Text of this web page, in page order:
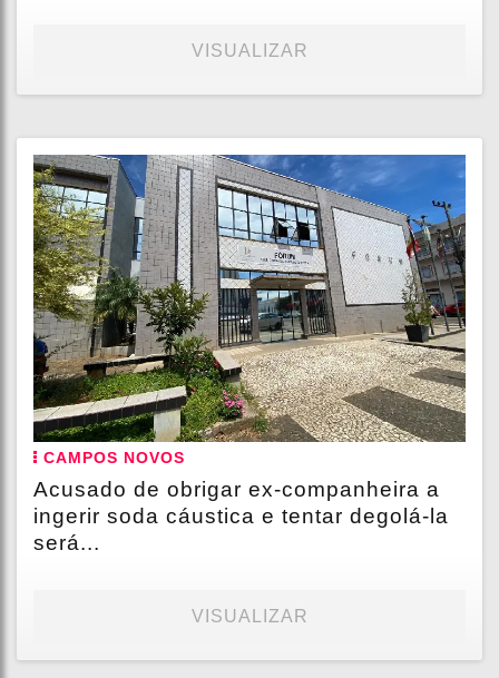
VISUALIZAR
CAMPOS NOVOS
Acusado de obrigar ex-companheira a
ingerir soda cáustica e tentar degolá-la
será...
VISUALIZAR